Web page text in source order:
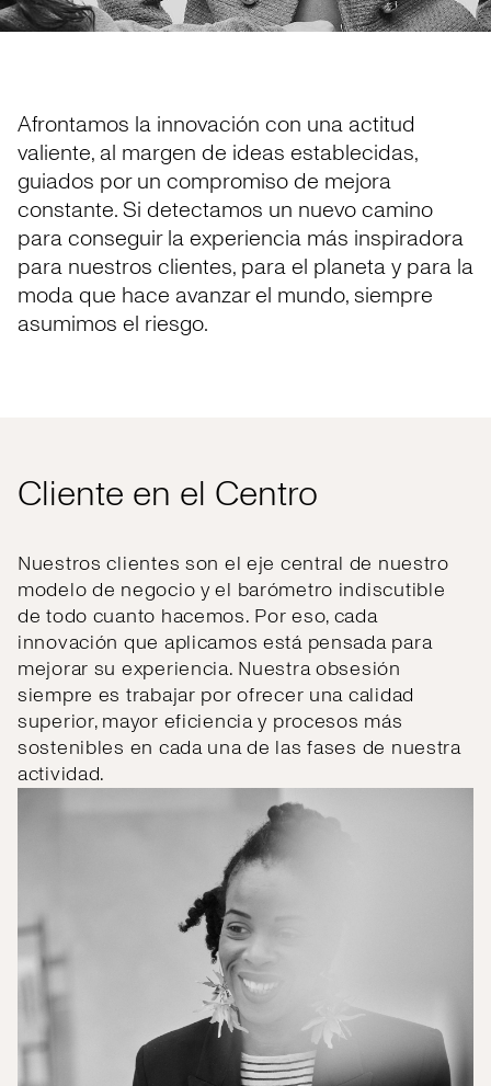
Afrontamos la innovación con una actitud
valiente, al margen de ideas establecidas,
guiados por un compromiso de mejora
constante. Si detectamos un nuevo camino
para conseguir la experiencia más inspiradora
para nuestros clientes, para el planeta y para la
moda que hace avanzar el mundo, siempre
asumimos el riesgo.
Cliente en el Centro
Nuestros clientes son el eje central de nuestro
modelo de negocio y el barómetro indiscutible
de todo cuanto hacemos. Por eso, cada
innovación que aplicamos está pensada para
mejorar su experiencia. Nuestra obsesión
siempre es trabajar por ofrecer una calidad
superior, mayor eficiencia y procesos más
sostenibles en cada una de las fases de nuestra
actividad.